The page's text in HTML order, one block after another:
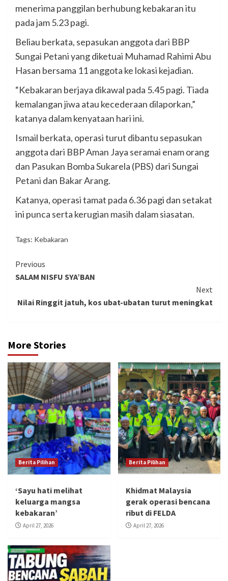
menerima panggilan berhubung kebakaran itu
pada jam 5.23 pagi.
Beliau berkata, sepasukan anggota dari BBP
Sungai Petani yang diketuai Muhamad Rahimi Abu
Hasan bersama 11 anggota ke lokasi kejadian.
“Kebakaran berjaya dikawal pada 5.45 pagi. Tiada
kemalangan jiwa atau kecederaan dilaporkan,”
katanya dalam kenyataan hari ini.
Ismail berkata, operasi turut dibantu sepasukan
anggota dari BBP Aman Jaya seramai enam orang
dan Pasukan Bomba Sukarela (PBS) dari Sungai
Petani dan Bakar Arang.
Katanya, operasi tamat pada 6.36 pagi dan setakat
ini punca serta kerugian masih dalam siasatan.
Tags: Kebakaran
Continue
Reading
Previous
SALAM NISFU SYA’BAN
Next
Nilai Ringgit jatuh, kos ubat-ubatan turut meningkat
More Stories
Berita Pilihan
‘Sayu hati melihat
keluarga mangsa
kebakaran’
April 27, 2026
Berita Pilihan
Khidmat Malaysia
gerak operasi bencana
ribut di FELDA
April 27, 2026